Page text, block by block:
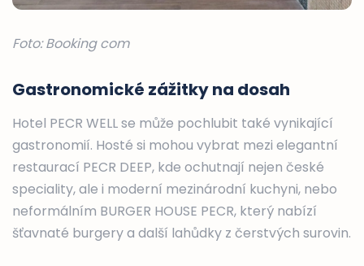
Foto: Booking com
Gastronomické zážitky na dosah
Hotel PECR WELL se může pochlubit také vynikající
gastronomií. Hosté si mohou vybrat mezi elegantní
restaurací PECR DEEP, kde ochutnají nejen české
speciality, ale i moderní mezinárodní kuchyni, nebo
neformálním BURGER HOUSE PECR, který nabízí
šťavnaté burgery a další lahůdky z čerstvých surovin.